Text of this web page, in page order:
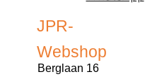
JPR-
Webshop
Berglaan 16